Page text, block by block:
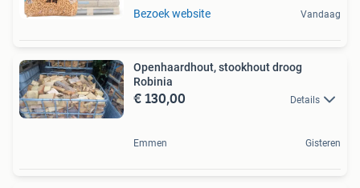
Bezoek website Vandaag
Openhaardhout, stookhout droog
Robinia
€ 130,00 Details
Emmen Gisteren